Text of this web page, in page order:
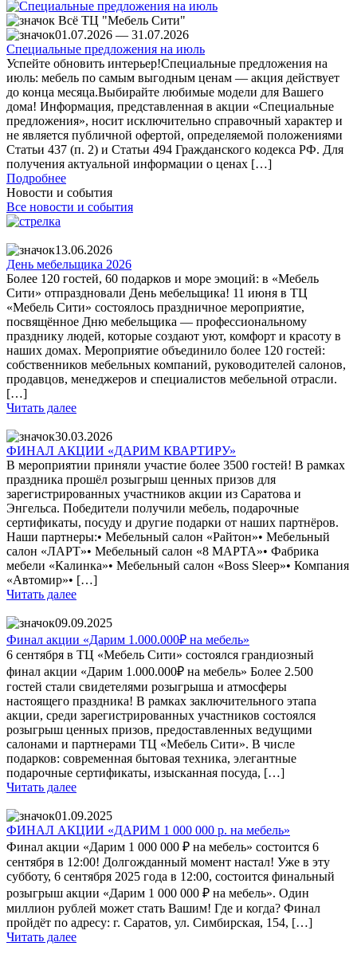
Всё ТЦ "Мебель Сити"
01.07.2026 ― 31.07.2026
Специальные предложения на июль
Успейте обновить интерьер!Специальные предложения на
июль: мебель по самым выгодным ценам — акция действует
до конца месяца.Выбирайте любимые модели для Вашего
дома! Информация, представленная в акции «Специальные
предложения», носит исключительно справочный характер и
не является публичной офертой, определяемой положениями
Статьи 437 (п. 2) и Статьи 494 Гражданского кодекса РФ. Для
получения актуальной информации о ценах […]
Подробнее
Новости и события
Все новости и события
13.06.2026
День мебельщика 2026
Более 120 гостей, 60 подарков и море эмоций: в «Мебель
Сити» отпраздновали День мебельщика! 11 июня в ТЦ
«Мебель Сити» состоялось праздничное мероприятие,
посвящённое Дню мебельщика — профессиональному
празднику людей, которые создают уют, комфорт и красоту в
наших домах. Мероприятие объединило более 120 гостей:
собственников мебельных компаний, руководителей салонов,
продавцов, менеджеров и специалистов мебельной отрасли.
[…]
Читать далее
30.03.2026
ФИНАЛ АКЦИИ «ДАРИМ КВАРТИРУ»
В мероприятии приняли участие более 3500 гостей! В рамках
праздника прошёл розыгрыш ценных призов для
зарегистрированных участников акции из Саратова и
Энгельса. Победители получили мебель, подарочные
сертификаты, посуду и другие подарки от наших партнёров.
Наши партнеры:• Мебельный салон «Райтон»• Мебельный
салон «ЛАРТ»• Мебельный салон «8 МАРТА»• Фабрика
мебели «Калинка»• Мебельный салон «Boss Sleep»• Компания
«Автомир»• […]
Читать далее
09.09.2025
Финал акции «Дарим 1.000.000₽ на мебель»
6 сентября в ТЦ «Мебель Сити» состоялся грандиозный
финал акции «Дарим 1.000.000₽ на мебель» Более 2.500
гостей стали свидетелями розыгрыша и атмосферы
настоящего праздника! В рамках заключительного этапа
акции, среди зарегистрированных участников состоялся
розыгрыш ценных призов, предоставленных ведущими
салонами и партнерами ТЦ «Мебель Сити». В числе
подарков: современная бытовая техника, элегантные
подарочные сертификаты, изысканная посуда, […]
Читать далее
01.09.2025
ФИНАЛ АКЦИИ «ДАРИМ 1 000 000 р. на мебель»
Финал акции «Дарим 1 000 000 ₽ на мебель» состоится 6
сентября в 12:00! Долгожданный момент настал! Уже в эту
субботу, 6 сентября 2025 года в 12:00, состоится финальный
розыгрыш акции «Дарим 1 000 000 ₽ на мебель». Один
миллион рублей может стать Вашим! Где и когда? Финал
пройдёт по адресу: г. Саратов, ул. Симбирская, 154, […]
Читать далее